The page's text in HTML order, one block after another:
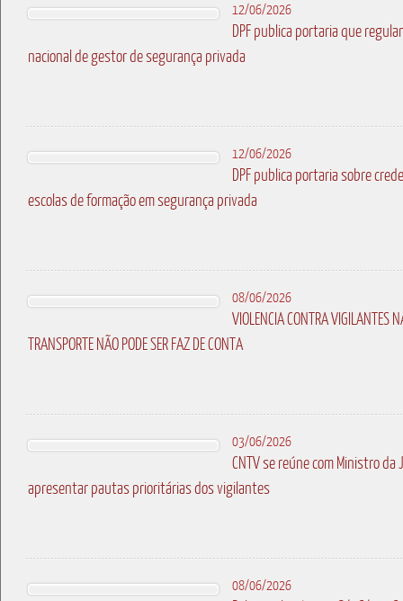
12/06/2026
DPF publica portaria que
nacional de gestor de segurança privada
12/06/2026
DPF publica portaria sobre
escolas de formação em segurança privada
08/06/2026
VIOLENCIA CONTRA VIGILANTES
TRANSPORTE NÃO PODE SER FAZ DE CONTA
03/06/2026
CNTV se reúne com Ministro da
apresentar pautas prioritárias dos vigilantes
08/06/2026